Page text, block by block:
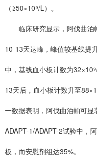
（≥50×10⁹/L）。
临床研究显示，阿伐曲泊
10-13天达峰，峰值较基线提
中，基线血小板计数为
13天后，血小板计数升至
一数据表明，阿伐曲泊帕可
ADAPT-1/ADAPT-2试验中，
板，而安慰剂组达35%。